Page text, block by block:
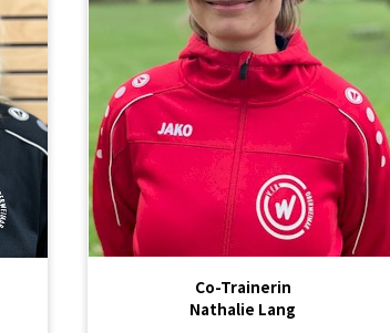
Co-Trainerin
Nathalie Lang